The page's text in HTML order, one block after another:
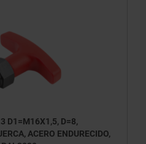
D1=M16X1,5, D=8,
ACERO ENDURECIDO,